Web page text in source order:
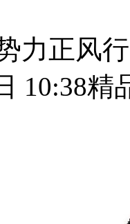
力正风
10:38精